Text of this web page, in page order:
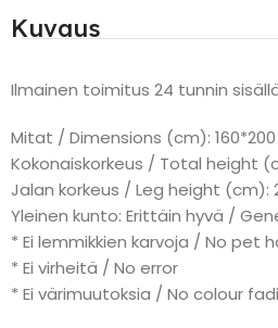
Kuvaus
Ilmainen toimitus 24 tunnin
Mitat / Dimensions (cm): 160*200
Kokonaiskorkeus / Total height
Jalan korkeus / Leg height (cm):
Yleinen kunto: Erittäin hyvä /
* Ei lemmikkien karvoja / No pet
* Ei virheitä / No error
* Ei värimuutoksia / No colour